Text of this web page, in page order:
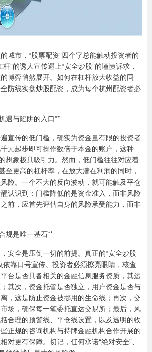
城市，“股票配资”四个字总能触动投资者的
”的诱人宣传遇上“安全炒股”的谨慎诉求，
博弈悄然展开。如何在杠杆放大收益的同
防线实盘炒股配资，成为每个杭州配资者必
遇与陷阱的入口**
宣传的低门槛，确实为资金量有限的投资者
元起步即可操作数倍于本金的账户，这种
想象极具吸引力。然而，低门槛往往对应着
至更高的杠杆率，在放大潜在利润的同时，
险。一个不大的反向波动，就可能触及平仓
认识到：门槛降低的是资金准入，而非风险
前，应首先评估自身的风险承受能力，而非
规是唯一基石**
安全是压倒一切的前提。真正的“安全炒股
依靠口号宣传。投资者必须擦亮眼睛，核查
台是否具备相关的金融信息服务资质，其运
其次，资金托管是否独立，用户资金是否与
，这是防止资金被挪用的生命线；再次，交
场，确保每一笔委托直达交易所；最后，风
合理的预警线、平仓线设置，以及透明的收
正规的咨询机构与持牌金融机构合作开展的
对更有保障。切记，任何承诺“绝对安全”、